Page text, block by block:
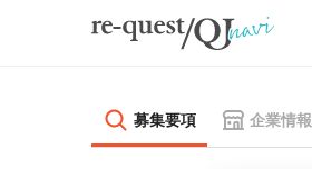
募集要項 企業情報